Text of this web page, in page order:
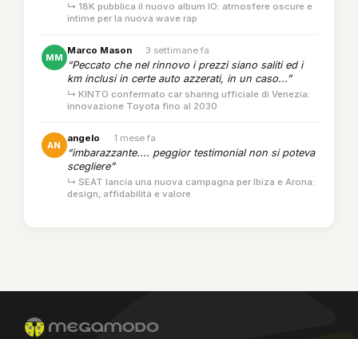
↳ 18K pubblica il nuovo album IO: atmosfere oscure e
intime per la nuova wave rap
MM
Marco Mason · 3 settimane fa
“Peccato che nel rinnovo i prezzi siano saliti ed i
km inclusi in certe auto azzerati, in un caso...”
↳ KINTO confermato car sharing ufficiale di Venezia:
innovazione Toyota fino al 2030
AN
angelo · 1 mese fa
“imbarazzante.... peggior testimonial non si poteva
scegliere”
↳ SEAT lancia una nuova campagna per Ibiza e Arona:
design, affidabilità e valore